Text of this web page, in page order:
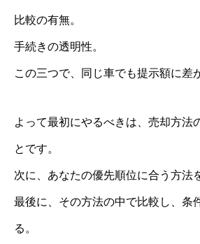
比較の有無。
手続きの透明性。
この三つで、同じ車でも提示額に差
よって最初にやるべきは、売却方法
とです。
次に、あなたの優先順位に合う方法
最後に、その方法の中で比較し、条
る。